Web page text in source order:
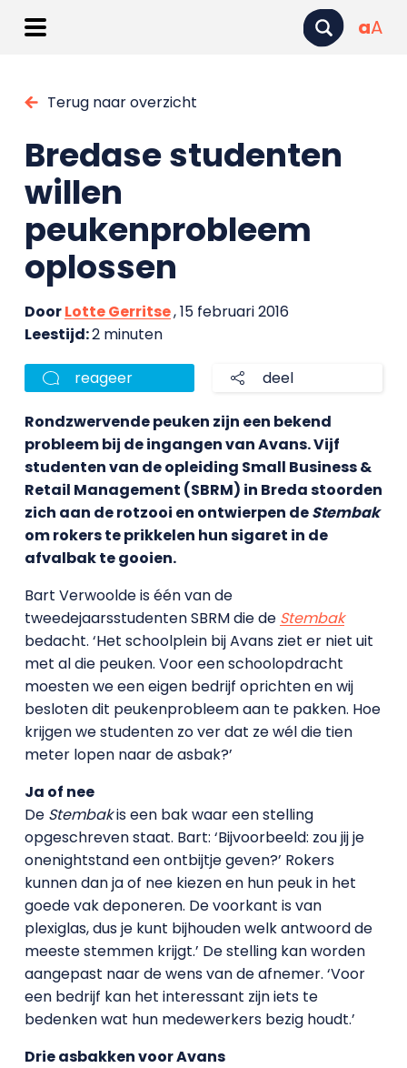
aA
Terug naar overzicht
Bredase studenten
willen
peukenprobleem
oplossen
DoorLotte Gerritse, 15 februari 2016
Leestijd:2 minuten
reageer deel
Rondzwervende peuken zijn een bekend
probleem bij de ingangen van Avans. Vijf
studenten van de opleiding Small Business &
Retail Management (SBRM) in Breda stoorden
zich aan de rotzooi en ontwierpen deStembak
om rokers te prikkelen hun sigaret in de
afvalbak te gooien.
Bart Verwoolde is één van de
tweedejaarsstudenten SBRM die de Stembak
bedacht. ‘Het schoolplein bij Avans ziet er niet uit
met al die peuken. Voor een schoolopdracht
moesten we een eigen bedrijf oprichten en wij
besloten dit peukenprobleem aan te pakken. Hoe
krijgen we studenten zo ver dat ze wél die tien
meter lopen naar de asbak?’
Ja of nee
De Stembakis een bak waar een stelling
opgeschreven staat. Bart: ‘Bijvoorbeeld: zou jij je
onenightstand een ontbijtje geven?’ Rokers
kunnen dan ja of nee kiezen en hun peuk in het
goede vak deponeren. De voorkant is van
plexiglas, dus je kunt bijhouden welk antwoord de
meeste stemmen krijgt.’ De stelling kan worden
aangepast naar de wens van de afnemer. ‘Voor
een bedrijf kan het interessant zijn iets te
bedenken wat hun medewerkers bezig houdt.’
Drie asbakken voor Avans